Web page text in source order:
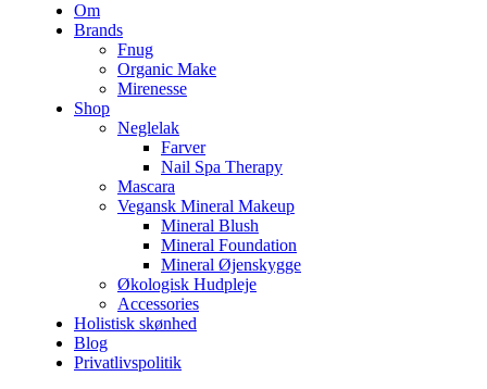
Om
Brands
Fnug
Organic Make
Mirenesse
Shop
Neglelak
Farver
Nail Spa Therapy
Mascara
Vegansk Mineral Makeup
Mineral Blush
Mineral Foundation
Mineral Øjenskygge
Økologisk Hudpleje
Accessories
Holistisk skønhed
Blog
Privatlivspolitik